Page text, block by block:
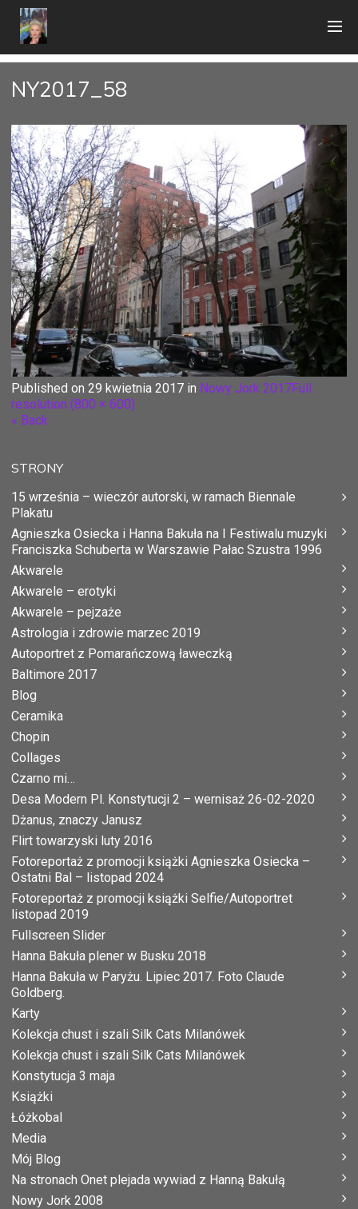
NY2017_58
Published on 29 kwietnia 2017 in Nowy Jork 2017Full
resolution (800 × 600)
« Back
STRONY
15 września – wieczór autorski, w ramach Biennale
Plakatu
Agnieszka Osiecka i Hanna Bakuła na I Festiwalu muzyki
Franciszka Schuberta w Warszawie Pałac Szustra 1996
Akwarele
Akwarele – erotyki
Akwarele – pejzaże
Astrologia i zdrowie marzec 2019
Autoportret z Pomarańczową ławeczką
Baltimore 2017
Blog
Ceramika
Chopin
Collages
Czarno mi…
Desa Modern Pl. Konstytucji 2 – wernisaż 26-02-2020
Dżanus, znaczy Janusz
Flirt towarzyski luty 2016
Fotoreportaż z promocji książki Agnieszka Osiecka –
Ostatni Bal – listopad 2024
Fotoreportaż z promocji książki Selfie/Autoportret
listopad 2019
Fullscreen Slider
Hanna Bakuła plener w Busku 2018
Hanna Bakuła w Paryżu. Lipiec 2017. Foto Claude
Goldberg.
Karty
Kolekcja chust i szali Silk Cats Milanówek
Kolekcja chust i szali Silk Cats Milanówek
Konstytucja 3 maja
Książki
Łóżkobal
Media
Mój Blog
Na stronach Onet plejada wywiad z Hanną Bakułą
Nowy Jork 2008